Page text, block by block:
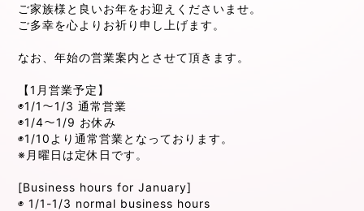
ご家族様と良いお年をお迎えくださいませ。
ご多幸を心よりお祈り申し上げます。
なお、年始の営業案内とさせて頂きます。
【1月営業予定】
◉1/1〜1/3 通常営業
◉1/4〜1/9 お休み
◉1/10より通常営業となっております。
※月曜日は定休日です。
[Business hours for January]
◉ 1/1-1/3 normal business hours